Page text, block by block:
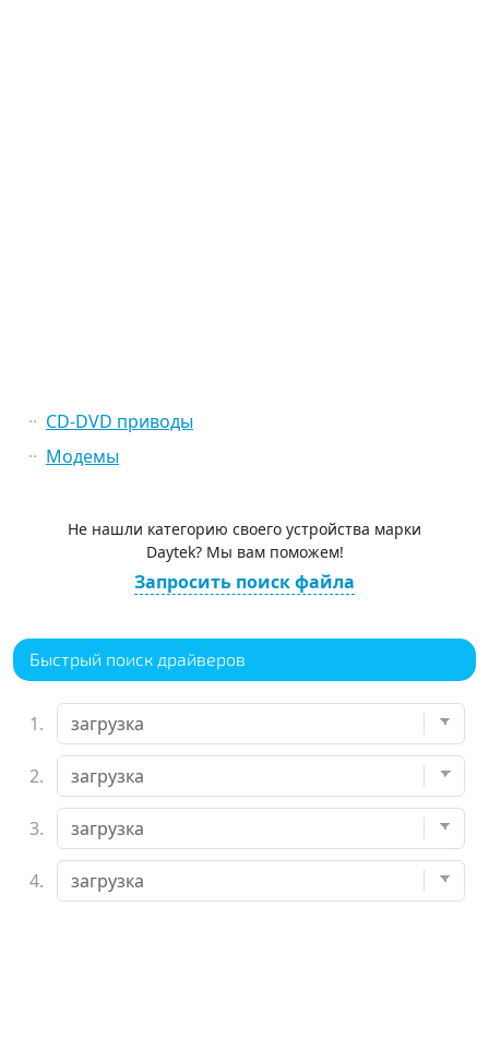
CD-DVD приводы
Модемы
Не нашли категорию своего устройства марки
Daytek? Мы вам поможем!
Запросить поиск файла
Быстрый поиск драйверов
1.
2.
3.
4.